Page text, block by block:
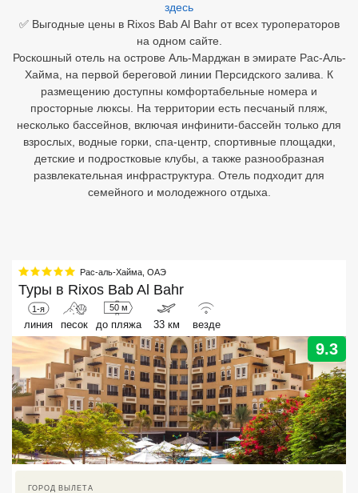
здесь
✅ Выгодные цены в Rixos Bab Al Bahr от всех туроператоров
на одном сайте.
Роскошный отель на острове Аль-Марджан в эмирате Рас-Аль-
Хайма, на первой береговой линии Персидского залива. К
размещению доступны комфортабельные номера и
просторные люксы. На территории есть песчаный пляж,
несколько бассейнов, включая инфинити-бассейн только для
взрослых, водные горки, спа-центр, спортивные площадки,
детские и подростковые клубы, а также разнообразная
развлекательная инфраструктура. Отель подходит для
семейного и молодежного отдыха.
Рас-аль-Хайма, ОАЭ
Туры в Rixos Bab Al Bahr
1-я
линия песок
50 м
до пляжа 33 км везде
9.3
ГОРОД ВЫЛЕТА
Куба
Бали
Вьетнам
Хайнань
Северный Гоа
Абхазия
Большой Сочи
Кав Мин Воды
Экскурсионные туры
VIP отели 5 звезд
ТОП 10 лучших отелей 5*